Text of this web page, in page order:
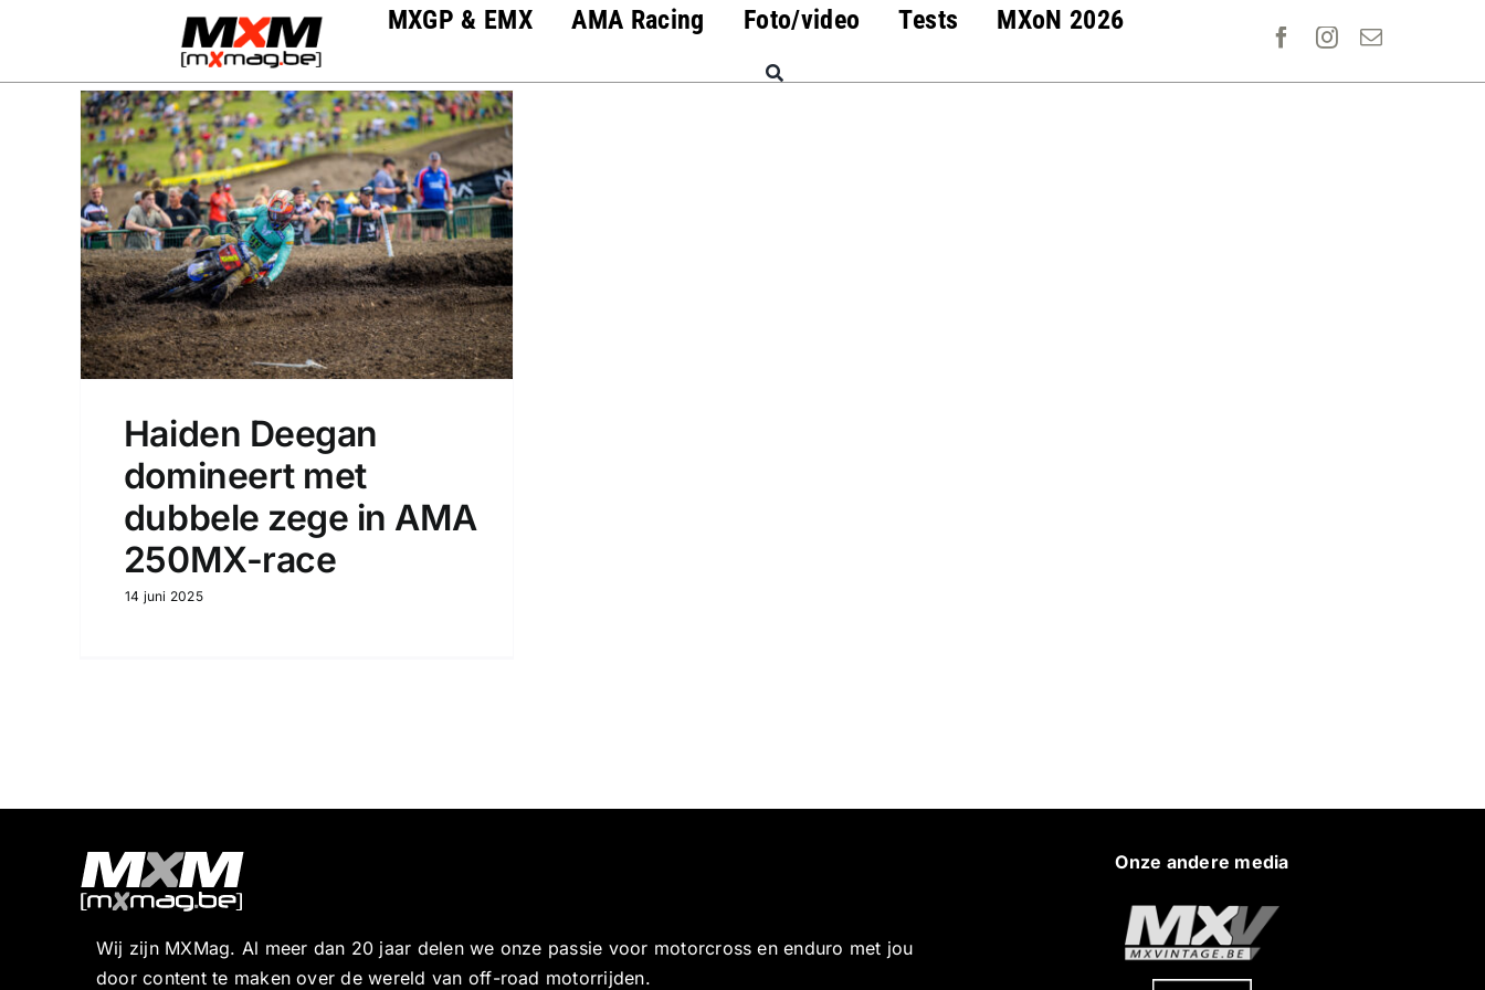
MXGP & EMX AMA Racing Foto/video Tests MXoN 2026
Haiden Deegan
domineert met
dubbele zege in AMA
250MX-race
14 juni 2025
Wij zijn MXMag. Al meer dan 20 jaar delen we onze passie voor motorcross en enduro met jou
door content te maken over de wereld van off-road motorrijden.
Onze andere media